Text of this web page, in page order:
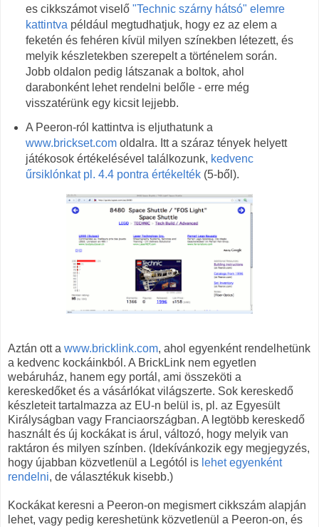
es cikkszámot viselő "Technic szárny hátsó" elemre
kattintva például megtudhatjuk, hogy ez az elem a
feketén és fehéren kívül milyen színekben létezett, és
melyik készletekben szerepelt a történelem során.
Jobb oldalon pedig látszanak a boltok, ahol
darabonként lehet rendelni belőle - erre még
visszatérünk egy kicsit lejjebb.
A Peeron-ról kattintva is eljuthatunk a
www.brickset.comoldalra. Itt a száraz tények helyett
játékosok értékelésével találkozunk, kedvenc
űrsiklónkat pl. 4.4 pontra értékelték(5-ből).
Aztán ott a www.bricklink.com, ahol egyenként rendelhetünk
a kedvenc kockáinkból. A BrickLink nem egyetlen
webáruház, hanem egy portál, ami összeköti a
kereskedőket és a vásárlókat világszerte. Sok kereskedő
készleteit tartalmazza az EU-n belül is, pl. az Egyesült
Királyságban vagy Franciaországban. A legtöbb kereskedő
használt és új kockákat is árul, változó, hogy melyik van
raktáron és milyen színben. (Idekívánkozik egy megjegyzés,
hogy újabban közvetlenül a Legótól is lehet egyenként
rendelni, de választékuk kisebb.)
Kockákat keresni a Peeron-on megismert cikkszám alapján
lehet, vagy pedig kereshetünk közvetlenül a Peeron-on, és